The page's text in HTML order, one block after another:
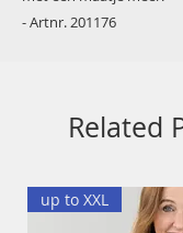
- Artnr. 201176
Related
up to XXL